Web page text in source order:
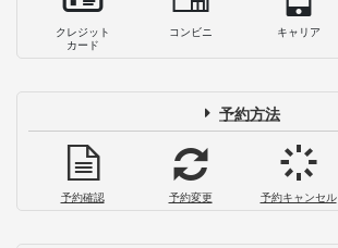
クレジット
カード
コンビニ キャリア
予約方法
予約確認 予約変更 予約キャンセル